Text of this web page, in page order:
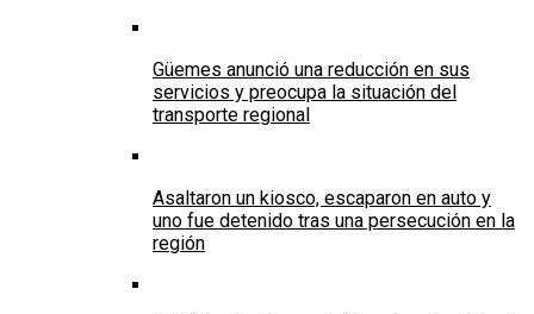
Güemes anunció una reducción en sus
servicios y preocupa la situación del
transporte regional
Asaltaron un kiosco, escaparon en auto y
uno fue detenido tras una persecución en la
región